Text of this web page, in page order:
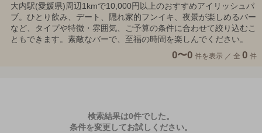
大内駅(愛媛県)周辺1kmで10,000円以上のおすすめアイリッシュパ
ブ。ひとり飲み、デート、隠れ家的フンイキ、夜景が楽しめるバー
など、タイプや特徴・雰囲気、ご予算の条件に合わせて絞り込むこ
ともできます。素敵なバーで、至福の時間を楽しんでください。
0〜0 件を表示 ／ 全 0 件
検索結果は0件でした。
条件を変更してお試しください。